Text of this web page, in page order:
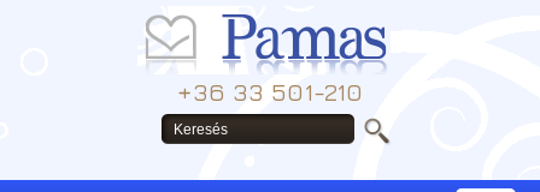
+36 33 501-210